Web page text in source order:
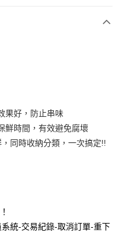
台北富邦商業銀行
兆豐國際商業銀行
台中商業銀行
彰化商業銀行
台北富邦商業銀行
兆豐國際商業銀行
星展（台灣）商業銀行
果好，防止串味
鮮時間，有效避免腐壞
同時收納分類，一次搞定!!
統-交易紀錄-取消訂單-重下